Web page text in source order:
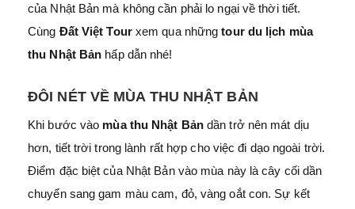
của Nhật Bản mà không cần phải lo ngại về thời tiết.
Cùng Đất Việt Tour xem qua những tour du lịch mùa
thu Nhật Bản hấp dẫn nhé!
ĐÔI NÉT VỀ MÙA THU NHẬT BẢN
Khi bước vào mùa thu Nhật Bản dần trở nên mát dịu
hơn, tiết trời trong lành rất hợp cho việc đi dạo ngoài trời.
Điểm đặc biệt của Nhật Bản vào mùa này là cây cối dần
chuyển sang gam màu cam, đỏ, vàng oắt con. Sự kết